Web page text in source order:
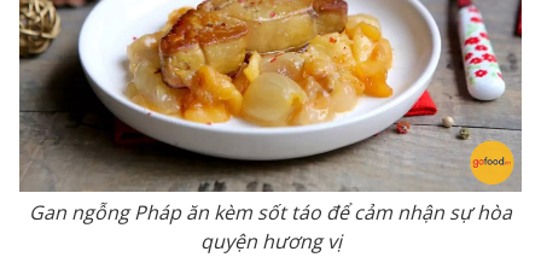
Gan ngỗng Pháp ăn kèm sốt táo để cảm nhận sự hòa
quyện hương vị